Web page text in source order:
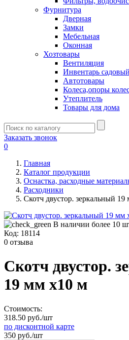
Фурнитура
Дверная
Замки
Мебельная
Оконная
Хозтовары
Вентиляция
Инвентарь садовый
Автотовары
Колеса,опоры
Утеплитель
Товары для дома
Заказать звонок
0
Главная
Каталог продукции
Оснастка, расходные
Расходники
Скотч двустор. зеркальный
В наличии более 10
Код: 18114
0 отзыва
Скотч двустор.
19 мм х10 м
Стоимость:
318.50 руб./шт
по дисконтной карте
350 руб./шт